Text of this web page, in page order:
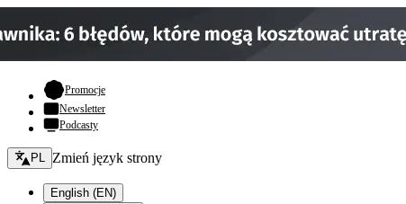
Promocje- otwiera się w nowej karcie
Newsletter
Podcasty
Zmień język - bieżący:
PL Zmień język strony
English (EN)